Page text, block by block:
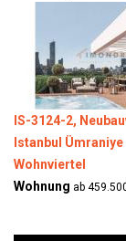
IS-3124-2,
Istanbul
Wohnviertel
Wohnung ab